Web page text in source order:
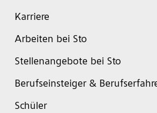
Karriere
Arbeiten bei Sto
Stellenangebote bei Sto
Berufseinsteiger &
Schüler